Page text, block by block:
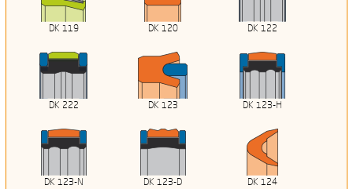
DK 119 DK 120 DK 122
DK 222 DK 123 DK 123-H
DK 123-N DK 123-D DK 124